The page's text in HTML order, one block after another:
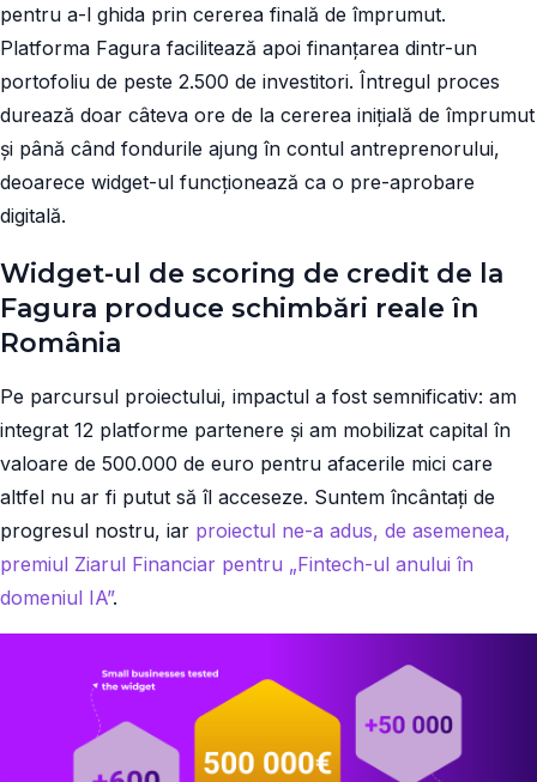
pentru a-l ghida prin cererea finală de împrumut.
Platforma Fagura facilitează apoi finanțarea dintr-un
portofoliu de peste 2.500 de investitori. Întregul proces
durează doar câteva ore de la cererea inițială de împrumut
și până când fondurile ajung în contul antreprenorului,
deoarece widget-ul funcționează ca o pre-aprobare
digitală.
Widget-ul de scoring de credit de la
Fagura produce schimbări reale în
România
Pe parcursul proiectului, impactul a fost semnificativ: am
integrat 12 platforme partenere și am mobilizat capital în
valoare de 500.000 de euro pentru afacerile mici care
altfel nu ar fi putut să îl acceseze. Suntem încântați de
progresul nostru, iar proiectul ne-a adus, de asemenea,
premiul Ziarul Financiar pentru „Fintech-ul anului în
domeniul IA”.